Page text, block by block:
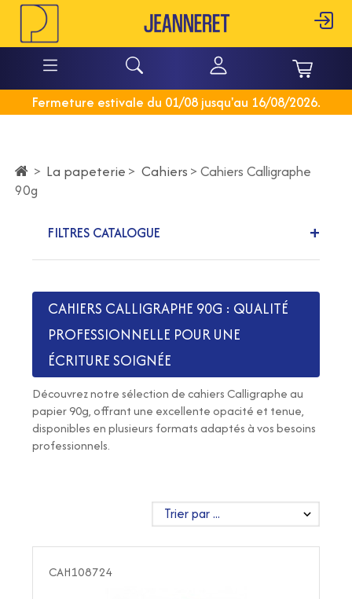
Fermeture estivale du 01/08 jusqu'au 16/08/2026.
> La papeterie > Cahiers >Cahiers Calligraphe
90g
FILTRES CATALOGUE
CAHIERS CALLIGRAPHE 90G : QUALITÉ
PROFESSIONNELLE POUR UNE
ÉCRITURE SOIGNÉE
Découvrez notre sélection de cahiers Calligraphe au
papier 90g, offrant une excellente opacité et tenue,
disponibles en plusieurs formats adaptés à vos besoins
professionnels.
CAH108724